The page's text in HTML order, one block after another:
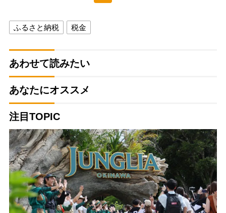
ふるさと納税 税金
あわせて読みたい
あなたにオススメ
注目TOPIC